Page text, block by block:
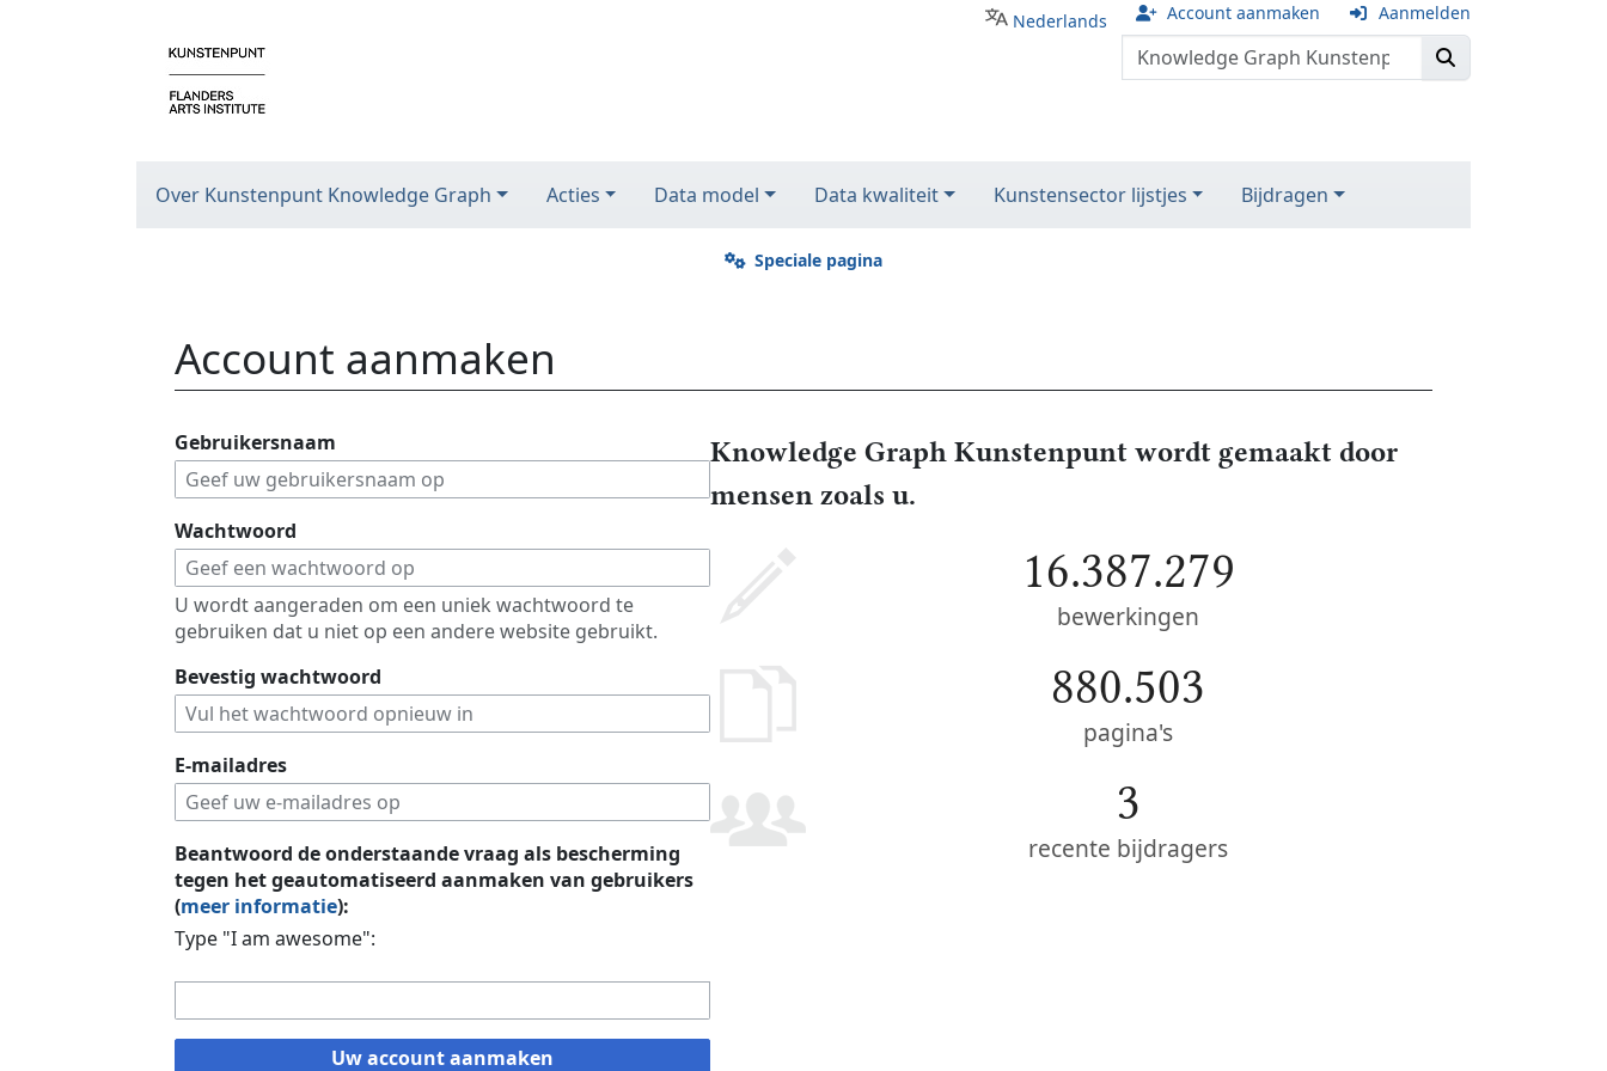
Nederlands Account aanmaken Aanmelden
Over Kunstenpunt Knowledge Graph Acties Data model Data kwaliteit Kunstensector lijstjes Bijdragen
Speciale pagina
Account aanmaken
Gebruikersnaam
Wachtwoord
U wordt aangeraden om een uniek wachtwoord te
gebruiken dat u niet op een andere website gebruikt.
Bevestig wachtwoord
E-mailadres
Beantwoord de onderstaande vraag als bescherming
tegen het geautomatiseerd aanmaken van gebruikers
(meer informatie):
Type "I am awesome":
Uw account aanmaken
Knowledge Graph Kunstenpunt wordt gemaakt door
mensen zoals u.
16.387.279
bewerkingen
880.503
pagina's
3
recente bijdragers